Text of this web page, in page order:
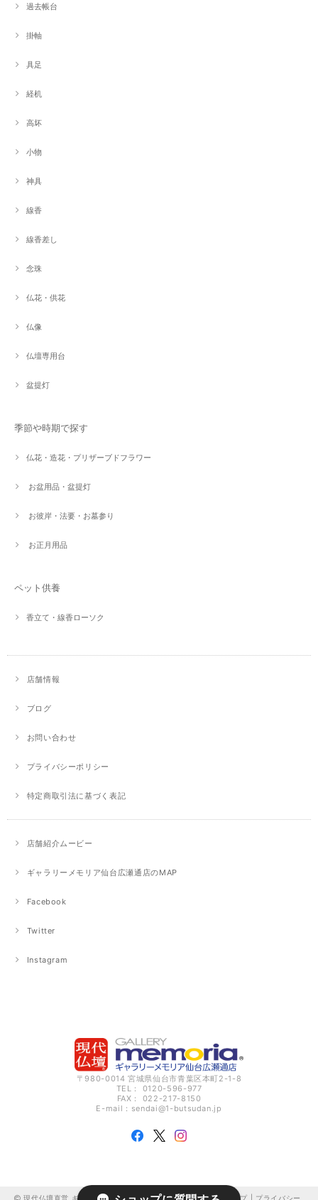
過去帳台
掛軸
具足
経机
高坏
小物
神具
線香
線香差し
念珠
仏花・供花
仏像
仏壇専用台
盆提灯
季節や時期で探す
仏花・造花・プリザーブドフラワー
お盆用品・盆提灯
お彼岸・法要・お墓参り
お正月用品
ペット供養
香立て・線香ローソク
店舗情報
ブログ
お問い合わせ
プライバシーポリシー
特定商取引法に基づく表記
店舗紹介ムービー
ギャラリーメモリア仙台広瀬通店のMAP
Facebook
Twitter
Instagram
〒980-0014 宮城県仙台市青葉区本町2-1-8
TEL： 0120-596-977
FAX： 022-217-8150
E-mail： sendai@1-butsudan.jp
現代仏壇直営 ギャラリーメモリア仙台広瀬通 オンラインショップ | プライバシー